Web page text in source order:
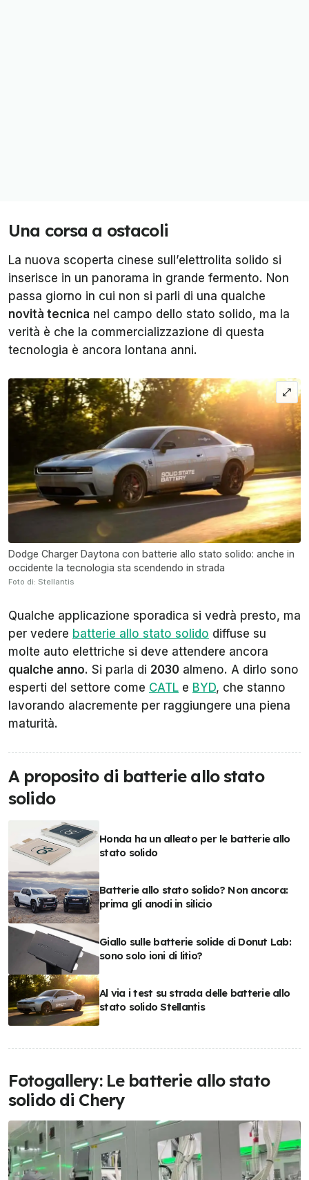
Una corsa a ostacoli
La nuova scoperta cinese sull’elettrolita solido si
inserisce in un panorama in grande fermento. Non
passa giorno in cui non si parli di una qualche
novità tecnica nel campo dello stato solido, ma la
verità è che la commercializzazione di questa
tecnologia è ancora lontana anni.
Dodge Charger Daytona con batterie allo stato solido: anche in
occidente la tecnologia sta scendendo in strada
Foto di: Stellantis
Qualche applicazione sporadica si vedrà presto, ma
per vedere batterie allo stato solido diffuse su
molte auto elettriche si deve attendere ancora
qualche anno. Si parla di 2030 almeno. A dirlo sono
esperti del settore come CATL e BYD, che stanno
lavorando alacremente per raggiungere una piena
maturità.
A proposito di batterie allo stato
solido
Honda ha un alleato per le batterie allo
stato solido
Batterie allo stato solido? Non ancora:
prima gli anodi in silicio
Giallo sulle batterie solide di Donut Lab:
sono solo ioni di litio?
Al via i test su strada delle batterie allo
stato solido Stellantis
Fotogallery: Le batterie allo stato
solido di Chery